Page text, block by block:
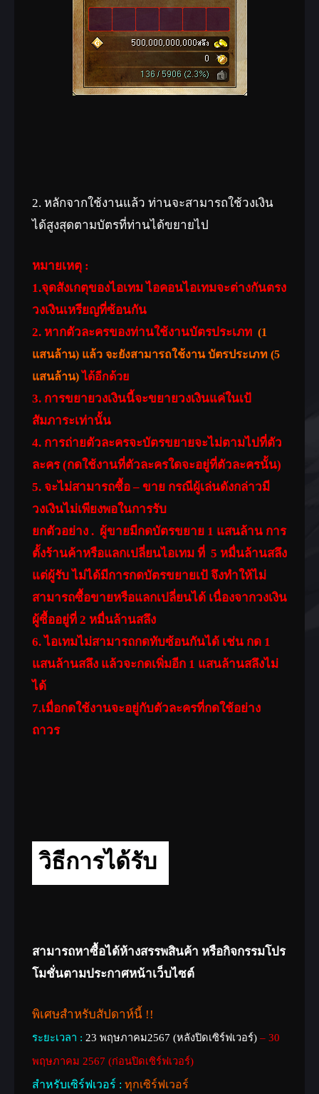
2. หลักจากใช้งานแล้ว ท่านจะสามารถใช้วงเงิน
ได้สูงสุดตามบัตรที่ท่านได้ขยายไป
หมายเหตุ :
1.จุดสังเกตุของไอเทม ไอคอนไอเทมจะต่างกันตรง
วงเงินเหรียญที่ซ้อนกัน
2. หากตัวละครของท่านใช้งานบัตรประเภท (1
แสนล้าน) แล้ว จะยังสามารถใช้งาน บัตรประเภท (5
แสนล้าน)ได้อีกด้วย
3. การขยายวงเงินนี้จะขยายวงเงินแค่ในเป้
สัมภาระเท่านั้น
4. การถ่ายตัวละครจะบัตรขยายจะไม่ตามไปที่ตัว
ละคร (กดใช้งานที่ตัวละครใดจะอยู่ที่ตัวละครนั้น)
5. จะไม่สามารถซื้อ – ขาย กรณีผู้เล่นดังกล่าวมี
วงเงินไม่เพียงพอในการรับ
ยกตัวอย่าง . ผู้ขายมีกดบัตรขยาย 1 แสนล้าน การ
ตั้งร้านค้าหรือแลกเปลี่ยนไอเทม ที่ 5 หมื่นล้านสลึง
แต่ผู้รับ ไม่ได้มีการกดบัตรขยายเป้ จึงทำให้ไม่
สามารถซื้อขายหรือแลกเปลี่ยนได้ เนื่องจากวงเงิน
ผู้ซื้ออยู่ที่ 2 หมื่นล้านสลึง
6. ไอเทมไม่สามารถกดทับซ้อนกันได้ เช่น กด 1
แสนล้านสลึง แล้วจะกดเพิ่มอีก 1 แสนล้านสลึงไม่
ได้
7.เมื่อกดใช้งานจะอยู่กับตัวละครที่กดใช้อย่าง
ถาวร
วิธีการได้รับ
สามารถหาซื้อได้ห้างสรรพสินค้า หรือกิจกรรมโปร
โมชั่นตามประกาศหน้าเว็บไซต์
พิเศษสำหรับสัปดาห์นี้ !!
ระยะเวลา : 23 พฤษภาคม2567 (หลังปิดเซิร์ฟเวอร์) – 30
พฤษภาคม 2567 (ก่อนปิดเซิร์ฟเวอร์)
สำหรับเซิร์ฟเวอร์ : ทุกเซิร์ฟเวอร์